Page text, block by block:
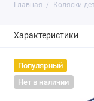
Главная Коляски
Характеристики
Популярный
Нет в наличии